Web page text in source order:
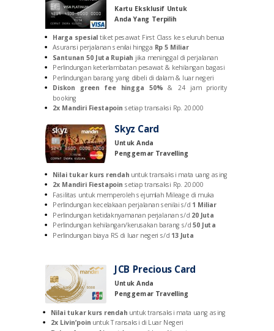
Kartu Eksklusif Untuk
Anda Yang Terpilih
Harga spesial tiket pesawat First Class ke seluruh benua
Asuransi perjalanan senilai hingga Rp 5 Miliar
Santunan 50 Juta Rupiah jika meninggal di perjalanan
Perlindungan keterlambatan pesawat & kehilangan bagasi
Perlindungan barang yang dibeli di dalam & luar negeri
Diskon green fee hingga 50% & 24 jam priority
booking
2x Mandiri Fiestapoin setiap transaksi Rp. 20.000
Skyz Card
Untuk Anda
Penggemar Travelling
Nilai tukar kurs rendah untuk transaksi mata uang asing
2x Mandiri Fiestapoin setiap transaksi Rp. 20.000
Fasilitas untuk memperoleh sejumlah Mileage di muka
Perlindungan kecelakaan perjalanan senilai s/d 1 Miliar
Perlindungan ketidaknyamanan perjalanan s/d 20 Juta
Perlindungan kehilangan/kerusakan barang s/d 50 Juta
Perlindungan biaya RS di luar negeri s/d 13 Juta
JCB Precious Card
Untuk Anda
Penggemar Travelling
Nilai tukar kurs rendah untuk transaksi mata uang asing
2x Livin’poin untuk Transaksi di Luar Negeri